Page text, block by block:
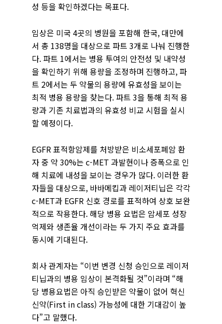
성 등을 확인하겠다는 목표다.
임상은 미국 4곳의 병원을 포함해 한국, 대만에
서 총 138명을 대상으로 파트 3개로 나눠 진행한
다. 파트 1에서는 병용 투여의 안전성 및 내약성
을 확인하기 위해 용량을 조정하며 진행하고, 파
트 2에서는 두 약물의 용량에 유효성을 보이는
최적 병용 용량을 찾는다. 파트 3을 통해 최적 용
량과 기존 치료법과의 유효성 비교 시험을 실시
할 예정이다.
EGFR 표적항암제를 처방받은 비소세포폐암 환
자 중 약 30%는 c-MET 과발현이나 증폭으로 인
해 치료에 내성을 보이는 경우가 많다. 이러한 환
자들을 대상으로, 바바메킵과 레이저티닙은 각각
c-MET과 EGFR 신호 경로를 표적하여 상호 보완
적으로 작용한다. 해당 병용 요법은 암세포 성장
억제와 생존율 개선이라는 두 가지 주요 효과를
동시에 기대된다.
회사 관계자는 “이번 변경 신청 승인으로 레이저
티닙과의 병용 임상이 본격화될 것”이라며 “해
당 병용요법은 아직 승인받은 약물이 없어 혁신
신약(First in class) 가능성에 대한 기대감이 높
다”고 말했다.